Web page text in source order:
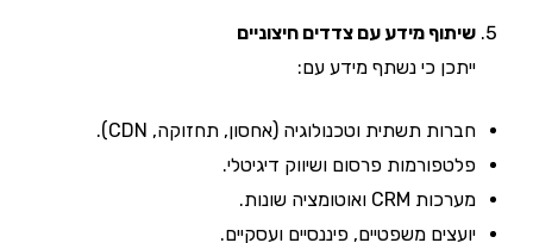
שיתוף מידע עם צדדים חיצוניים
ייתכן כי נשתף מידע עם:
חברות תשתית וטכנולוגיה (אחסון, תחזוקה, CDN).
פלטפורמות פרסום ושיווק דיגיטלי.
מערכות CRM ואוטומציה שונות.
יועצים משפטיים, פיננסיים ועסקיים.